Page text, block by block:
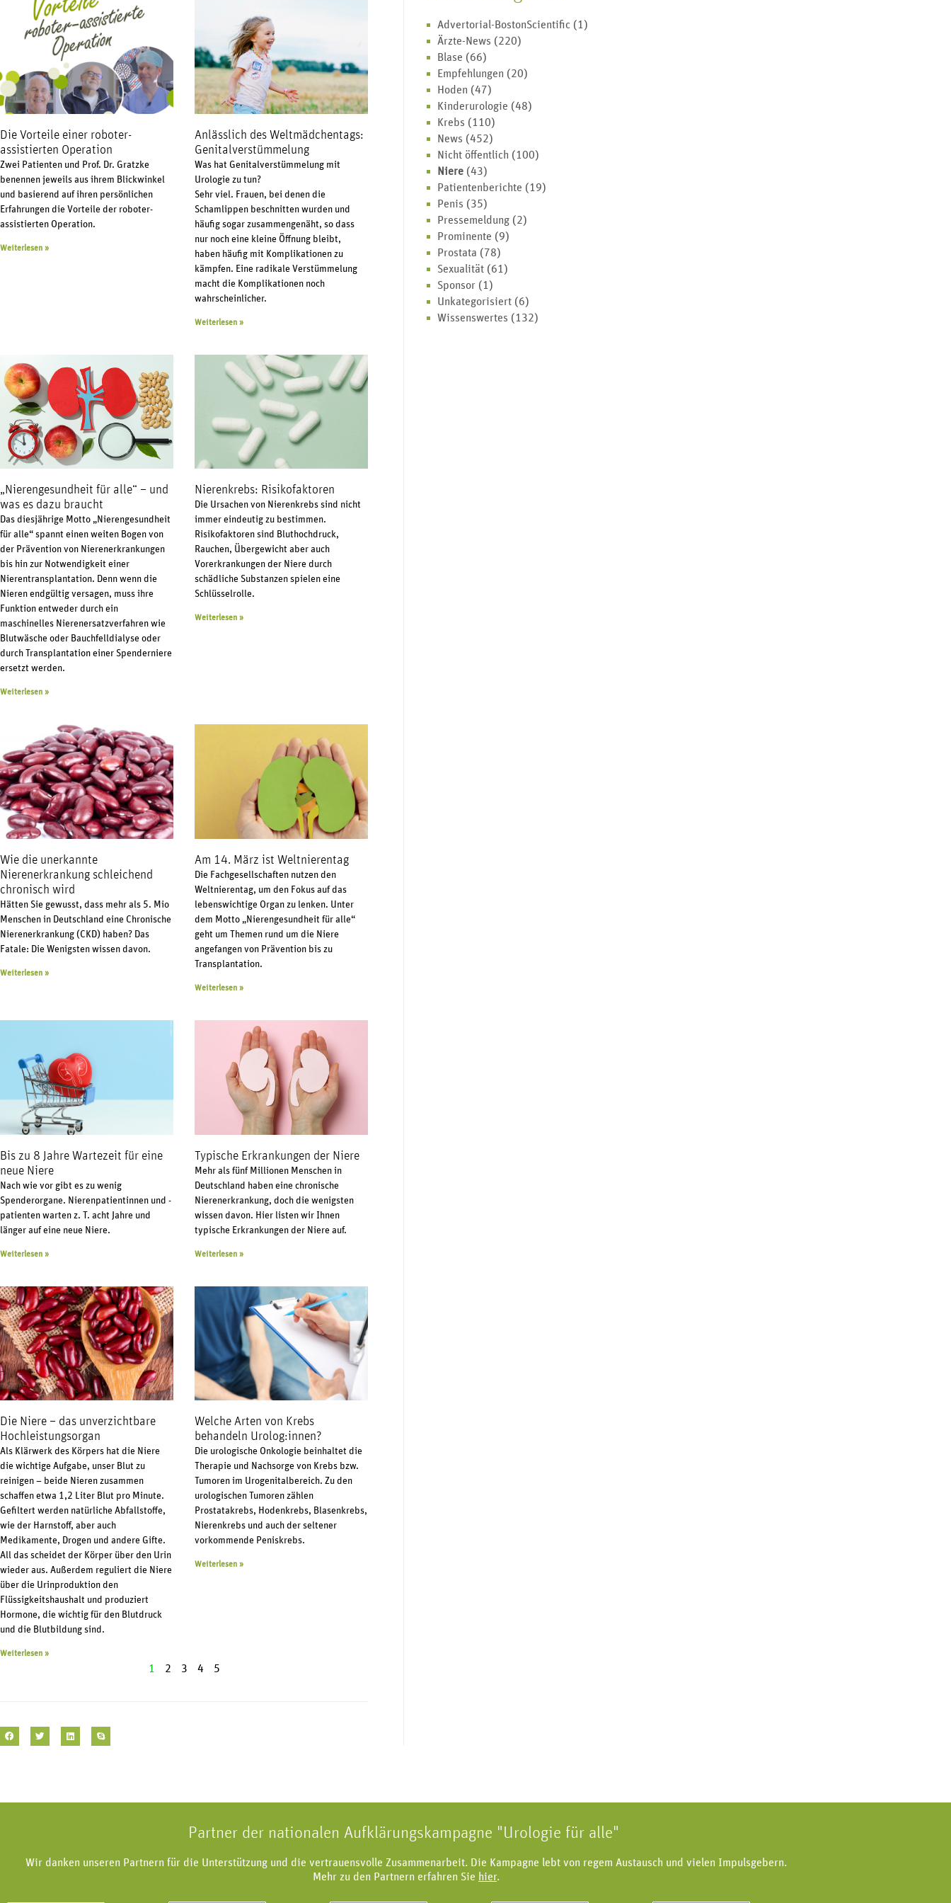
Die Vorteile einer roboter-
assistierten Operation
Zwei Patienten und Prof. Dr. Gratzke
benennen jeweils aus ihrem Blickwinkel
und basierend auf ihren persönlichen
Erfahrungen die Vorteile der roboter-
assistierten Operation.
Weiterlesen »
Anlässlich des Weltmädchentags:
Genitalverstümmelung
Was hat Genitalverstümmelung mit
Urologie zu tun?
Sehr viel. Frauen, bei denen die
Schamlippen beschnitten wurden und
häufig sogar zusammengenäht, so dass
nur noch eine kleine Öffnung bleibt,
haben häufig mit Komplikationen zu
kämpfen. Eine radikale Verstümmelung
macht die Komplikationen noch
wahrscheinlicher.
Weiterlesen »
„Nierengesundheit für alle“ – und
was es dazu braucht
Das diesjährige Motto „Nierengesundheit
für alle“ spannt einen weiten Bogen von
der Prävention von Nierenerkrankungen
bis hin zur Notwendigkeit einer
Nierentransplantation. Denn wenn die
Nieren endgültig versagen, muss ihre
Funktion entweder durch ein
maschinelles Nierenersatzverfahren wie
Blutwäsche oder Bauchfelldialyse oder
durch Transplantation einer Spenderniere
ersetzt werden.
Weiterlesen »
Nierenkrebs: Risikofaktoren
Die Ursachen von Nierenkrebs sind nicht
immer eindeutig zu bestimmen.
Risikofaktoren sind Bluthochdruck,
Rauchen, Übergewicht aber auch
Vorerkrankungen der Niere durch
schädliche Substanzen spielen eine
Schlüsselrolle.
Weiterlesen »
Wie die unerkannte
Nierenerkrankung schleichend
chronisch wird
Hätten Sie gewusst, dass mehr als 5. Mio
Menschen in Deutschland eine Chronische
Nierenerkrankung (CKD) haben? Das
Fatale: Die Wenigsten wissen davon.
Weiterlesen »
Am 14. März ist Weltnierentag
Die Fachgesellschaften nutzen den
Weltnierentag, um den Fokus auf das
lebenswichtige Organ zu lenken. Unter
dem Motto „Nierengesundheit für alle“
geht um Themen rund um die Niere
angefangen von Prävention bis zu
Transplantation.
Weiterlesen »
Bis zu 8 Jahre Wartezeit für eine
neue Niere
Nach wie vor gibt es zu wenig
Spenderorgane. Nierenpatientinnen und -
patienten warten z. T. acht Jahre und
länger auf eine neue Niere.
Weiterlesen »
Typische Erkrankungen der Niere
Mehr als fünf Millionen Menschen in
Deutschland haben eine chronische
Nierenerkrankung, doch die wenigsten
wissen davon. Hier listen wir Ihnen
typische Erkrankungen der Niere auf.
Weiterlesen »
Die Niere – das unverzichtbare
Hochleistungsorgan
Als Klärwerk des Körpers hat die Niere
die wichtige Aufgabe, unser Blut zu
reinigen – beide Nieren zusammen
schaffen etwa 1,2 Liter Blut pro Minute.
Gefiltert werden natürliche Abfallstoffe,
wie der Harnstoff, aber auch
Medikamente, Drogen und andere Gifte.
All das scheidet der Körper über den Urin
wieder aus. Außerdem reguliert die Niere
über die Urinproduktion den
Flüssigkeitshaushalt und produziert
Hormone, die wichtig für den Blutdruck
und die Blutbildung sind.
Weiterlesen »
Welche Arten von Krebs
behandeln Urolog:innen?
Die urologische Onkologie beinhaltet die
Therapie und Nachsorge von Krebs bzw.
Tumoren im Urogenitalbereich. Zu den
urologischen Tumoren zählen
Prostatakrebs, Hodenkrebs, Blasenkrebs,
Nierenkrebs und auch der seltener
vorkommende Peniskrebs.
Weiterlesen »
1 2 3 4 5
Advertorial-BostonScientific (1)
Ärzte-News (220)
Blase (66)
Empfehlungen (20)
Hoden (47)
Kinderurologie (48)
Krebs (110)
News (452)
Nicht öffentlich (100)
Niere (43)
Patientenberichte (19)
Penis (35)
Pressemeldung (2)
Prominente (9)
Prostata (78)
Sexualität (61)
Sponsor (1)
Unkategorisiert (6)
Wissenswertes (132)
Partner der nationalen Aufklärungskampagne "Urologie für alle"
Wir danken unseren Partnern für die Unterstützung und die vertrauensvolle Zusammenarbeit. Die Kampagne lebt von regem Austausch und vielen Impulsgebern.
Mehr zu den Partnern erfahren Sie hier.